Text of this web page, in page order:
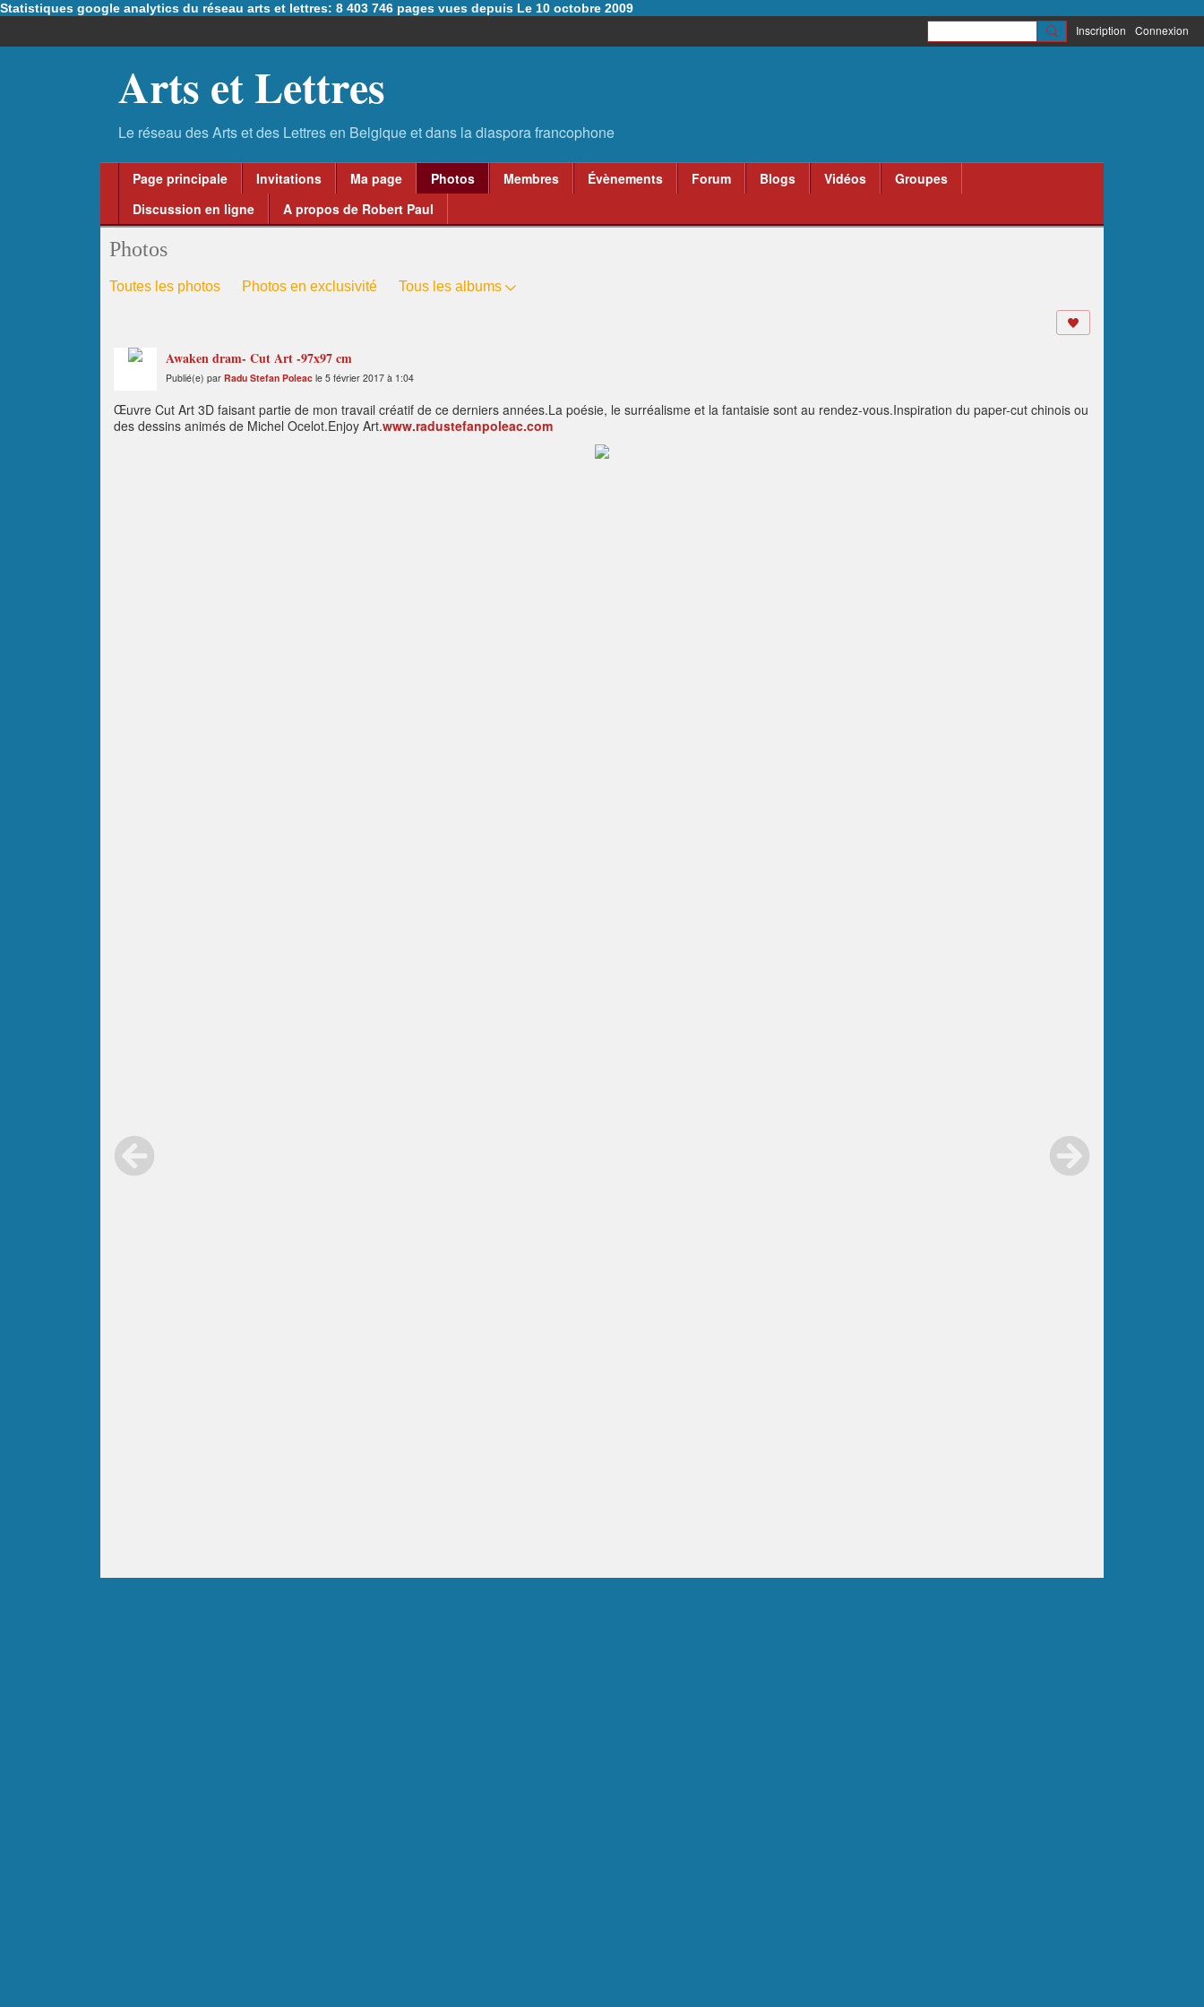
Statistiques google analytics du réseau arts et lettres: 8 403 746 pages vues depuis Le 10 octobre 2009
Inscription Connexion
Arts et Lettres
Page principale Invitations Ma page Photos Membres Évènements Forum Blogs Vidéos
Groupes
Discussion en ligne
A propos de Robert Paul
Photos
Toutes les photos Photos en exclusivité Tous les albums
Awaken dram- Cut Art -97x97 cm
Publié(e) par Radu Stefan Poleac le 5 février 2017 à 1:04
Œuvre Cut Art 3D faisant partie de mon travail créatif de ce derniers années.La poésie, le surréalisme et la fantaisie sont au rendez-vous.Inspiration du paper-cut chinois ou
des dessins animés de Michel Ocelot.Enjoy Art.www.radustefanpoleac.com